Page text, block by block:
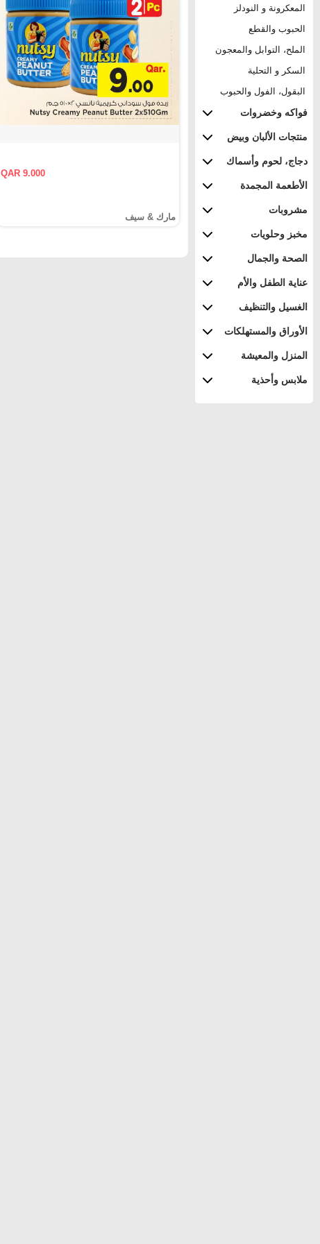
المعكرونة و النودلز
الحبوب والقطع
الملح، التوابل والمعجون
السكر و التحلية
البقول، الفول والحبوب
فواكه وخضروات
منتجات الألبان وبيض
دجاج، لحوم وأسماك
الأطعمة المجمدة
مشروبات
مخبز وحلويات
الصحة والجمال
عناية الطفل والأم
الغسيل والتنظيف
الأوراق والمستهلكات
المنزل والمعيشة
ملابس وأحذية
QAR 9.000
مارك & سيف